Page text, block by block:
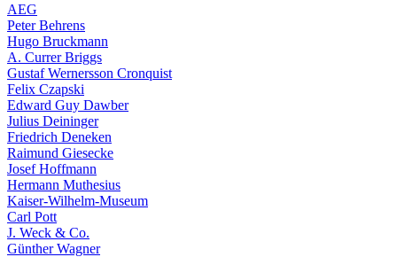
AEG
Peter Behrens
Hugo Bruckmann
A. Currer Briggs
Gustaf Wernersson Cronquist
Felix Czapski
Edward Guy Dawber
Julius Deininger
Friedrich Deneken
Raimund Giesecke
Josef Hoffmann
Hermann Muthesius
Kaiser-Wilhelm-Museum
Carl Pott
J. Weck & Co.
Günther Wagner